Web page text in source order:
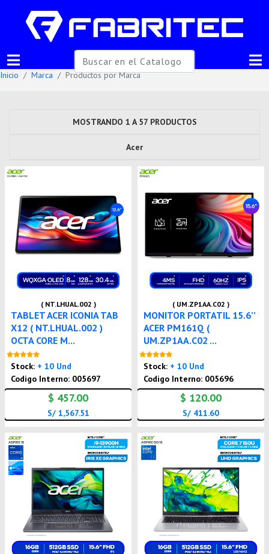
Inicio Marca Productos por Marca
MOSTRANDO 1 A 57 PRODUCTOS
Acer
( NT.LHUAL.002 )
TABLET ACER ICONIA TAB
X12 ( NT.LHUAL.002 )
OCTA CORE M...
Stock: + 10 Und
Codigo Interno: 005697
$ 457.00
S/ 1,567.51
( UM.ZP1AA.C02 )
MONITOR PORTATIL 15.6’’
ACER PM161Q (
UM.ZP1AA.C02 ...
Stock: + 10 Und
Codigo Interno: 005696
$ 120.00
S/ 411.60